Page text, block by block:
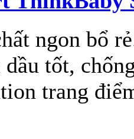
ngon bổ
tốt,
trang